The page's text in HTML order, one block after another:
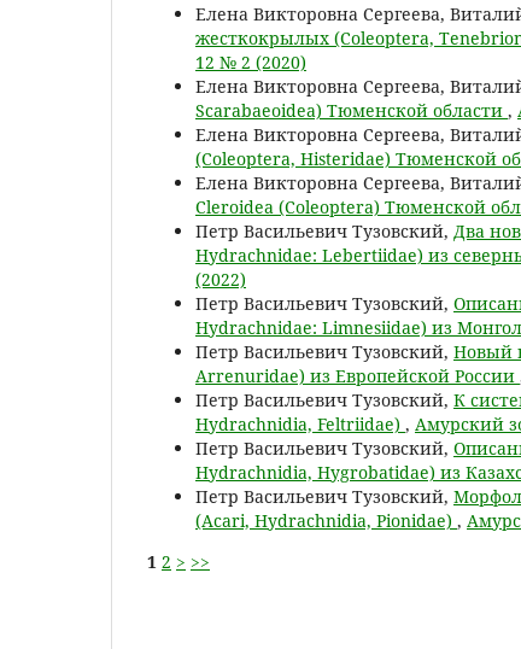
Елена Викторовна Сергеева,
жесткокрылых (Coleoptera,
12 № 2 (2020)
Елена Викторовна Сергеева,
Scarabaeoidea) Тюменской области ,
Елена Викторовна Сергеева,
(Coleoptera, Histeridae) Тюменской
Елена Викторовна Сергеева,
Cleroidea (Coleoptera) Тюменской
Петр Васильевич Тузовский, Два
Hydrachnidae: Lebertiidae) из
(2022)
Петр Васильевич Тузовский,
Hydrachnidae: Limnesiidae) из
Петр Васильевич Тузовский, Новый
Arrenuridae) из Европейской России
Петр Васильевич Тузовский, К
Hydrachnidia, Feltriidae) , Амурский
Петр Васильевич Тузовский,
Hydrachnidia, Hygrobatidae) из
Петр Васильевич Тузовский,
(Acari, Hydrachnidia, Pionidae) ,
1 2 > >>